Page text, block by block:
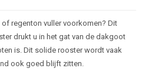
regenton vuller voorkomen? Dit
drukt u in het gat van de dakgoot
is. Dit solide rooster wordt vaak
ook goed blijft zitten.